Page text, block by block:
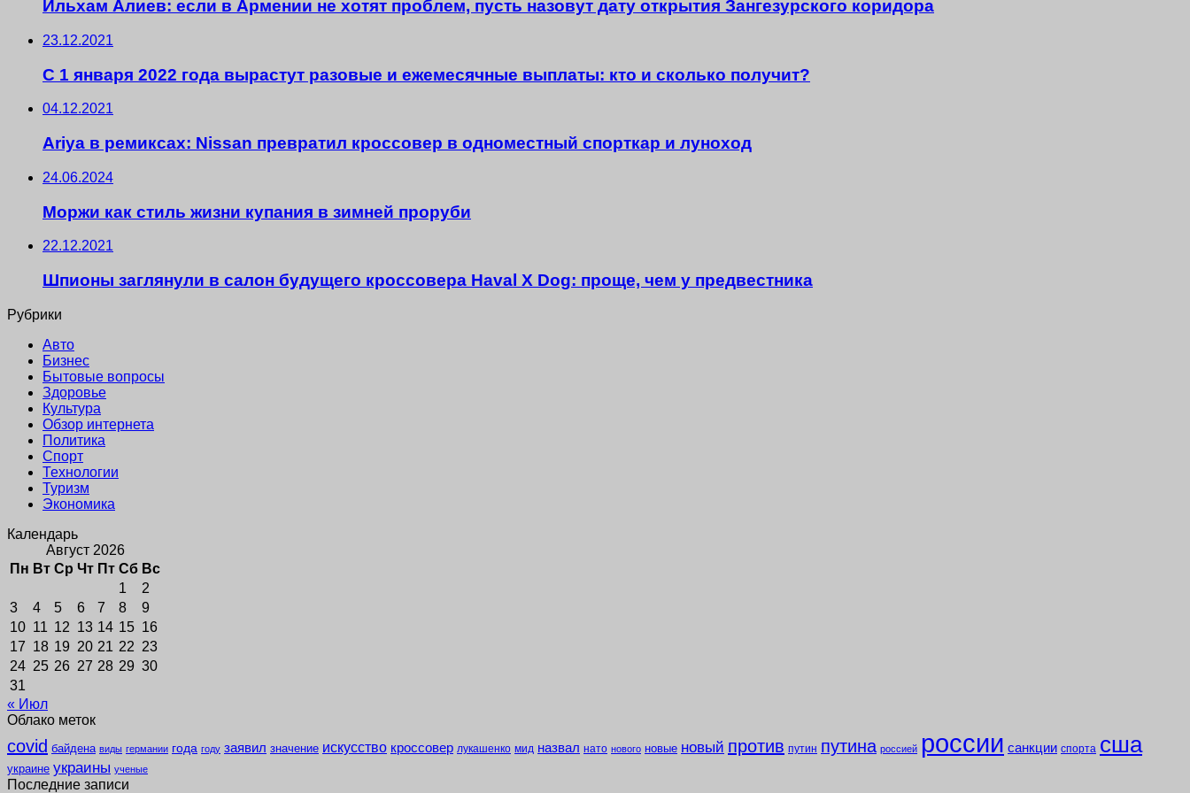
Ильхам Алиев: если в Армении не хотят проблем, пусть назовут дату открытия Зангезурского коридора
23.12.2021
С 1 января 2022 года вырастут разовые и ежемесячные выплаты: кто и сколько получит?
04.12.2021
Ariya в ремиксах: Nissan превратил кроссовер в одноместный спорткар и луноход
24.06.2024
Моржи как стиль жизни купания в зимней проруби
22.12.2021
Шпионы заглянули в салон будущего кроссовера Haval X Dog: проще, чем у предвестника
Рубрики
Авто
Бизнес
Бытовые вопросы
Здоровье
Культура
Обзор интернета
Политика
Спорт
Технологии
Туризм
Экономика
Календарь
Август 2026
Пн Вт Ср Чт Пт Сб Вс
1
2
3
4 5 6 7 8
9
10 11 12 13 14 15 16
17 18 19 20 21 22 23
24 25 26 27 28 29 30
31
« Июл
Облако меток
covid байдена виды германии года году заявил значение искусство кроссовер лукашенко мид назвал нато нового новые новый против путин путина россией россии санкции спорта сша
украине украины ученые
Последние записи